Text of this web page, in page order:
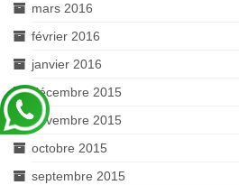
mars 2016
février 2016
janvier 2016
décembre 2015
novembre 2015
octobre 2015
septembre 2015